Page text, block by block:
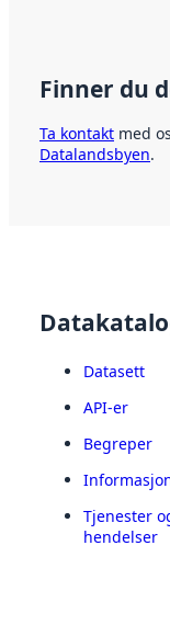
Finner du
Ta kontakt med
Datalandsbyen.
Datasett
API-er
Begreper
Tjenester
hendelser